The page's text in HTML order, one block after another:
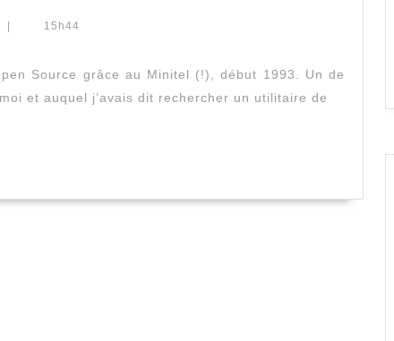
15h44
Source grâce au Minitel (!), début 1993. Un de
et auquel j’avais dit rechercher un utilitaire de